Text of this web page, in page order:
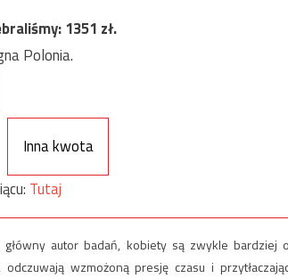
1351 zł.
Polonia.
Inna kwota
Tutaj
główny autor badań, kobiety są zwykle bardziej
wzmożoną presję czasu i